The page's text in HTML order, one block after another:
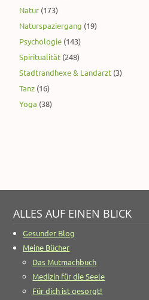
Natur (173)
Naturspaziergang (19)
Psychologie (143)
Spiritualität (248)
Stadtrandhexe & Landarzt (3)
Tanz (16)
Yoga (38)
ALLES AUF EINEN BLICK
Gesunder Blog
Meine Bücher
Das Mutmachbuch
Medizin für die Seele
Für dich ist gesorgt!